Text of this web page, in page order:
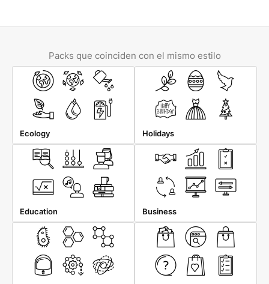
Packs que coinciden con el mismo estilo
Ecology Holidays
Education Business